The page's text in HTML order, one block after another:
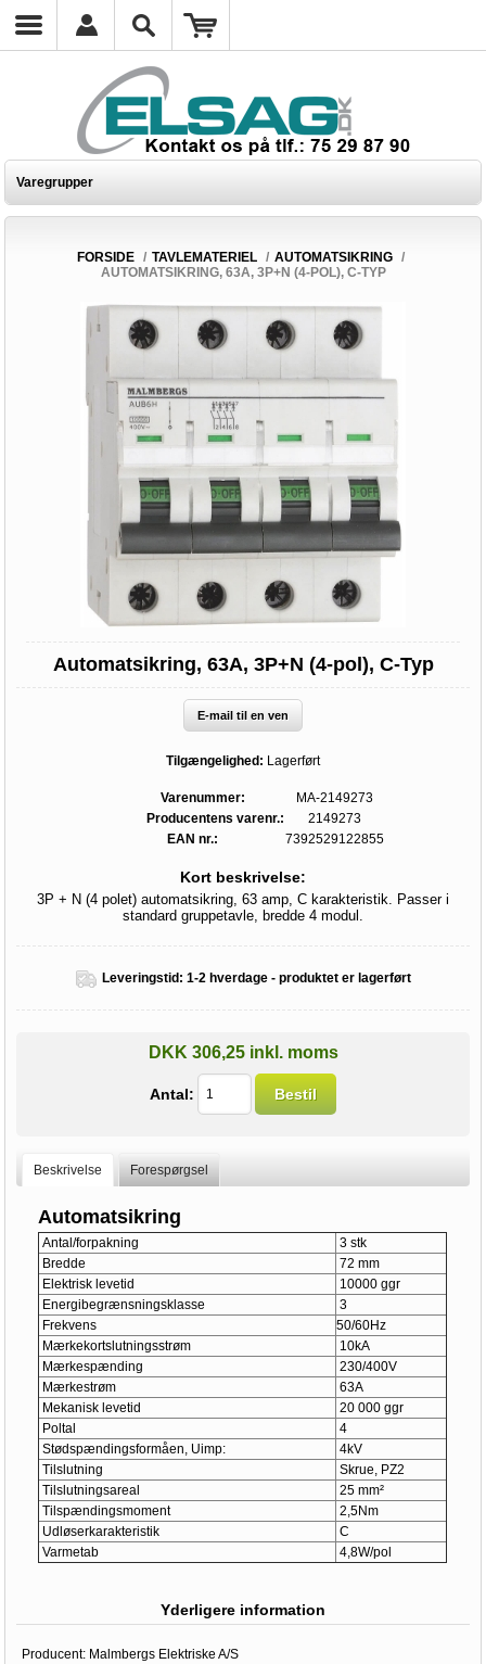
Varegrupper
FORSIDE / TAVLEMATERIEL / AUTOMATSIKRING
/
AUTOMATSIKRING, 63A, 3P+N (4-POL), C-TYP
Automatsikring, 63A, 3P+N (4-pol), C-Typ
E-mail til en ven
Tilgængelighed: Lagerført
Varenummer:
MA-2149273
Producentens varenr.:
2149273
EAN nr.:
7392529122855
Kort beskrivelse:
3P + N (4 polet) automatsikring, 63 amp, C karakteristik. Passer i
standard gruppetavle, bredde 4 modul.
Leveringstid: 1-2 hverdage - produktet er lagerført
DKK 306,25 inkl. moms
Antal: Bestil
Beskrivelse Forespørgsel
Automatsikring
Antal/forpakning
3 stk
Bredde
72 mm
Elektrisk levetid
10000 ggr
Energibegrænsningsklasse
3
Frekvens
50/60Hz
Mærkekortslutningsstrøm
10kA
Mærkespænding
230/400V
Mærkestrøm
63A
Mekanisk levetid
20 000 ggr
Poltal
4
Stødspændingsformåen, Uimp:
4kV
Tilslutning
Skrue, PZ2
Tilslutningsareal
25 mm²
Tilspændingsmoment
2,5Nm
Udløserkarakteristik
C
Varmetab
4,8W/pol
Yderligere information
Producent: Malmbergs Elektriske A/S